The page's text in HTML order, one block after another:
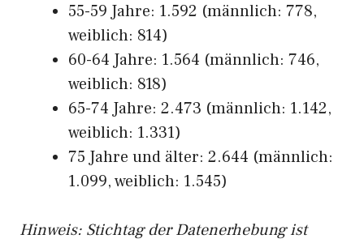
55-59 Jahre: 1.592 (männlich: 778,
weiblich: 814)
60-64 Jahre: 1.564 (männlich: 746,
weiblich: 818)
65-74 Jahre: 2.473 (männlich: 1.142,
weiblich: 1.331)
75 Jahre und älter: 2.644 (männlich:
1.099, weiblich: 1.545)
Hinweis: Stichtag der Datenerhebung ist